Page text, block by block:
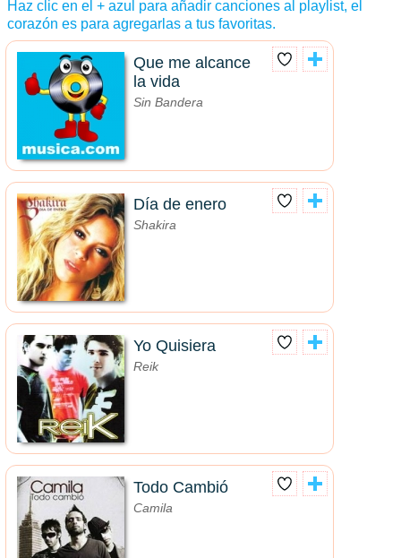
Haz clic en el + azul para añadir canciones al playlist, el
corazón es para agregarlas a tus favoritas.
Que me alcance
la vida
Sin Bandera
Día de enero
Shakira
Yo Quisiera
Reik
Todo Cambió
Camila